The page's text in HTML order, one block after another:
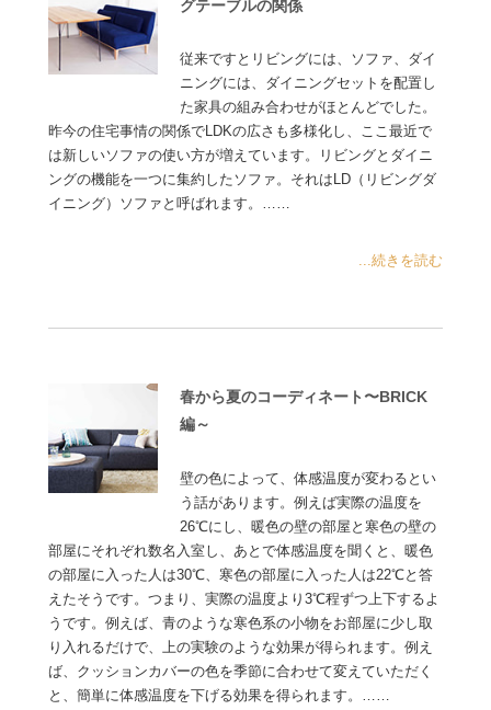
グテーブルの関係
従来ですとリビングには、ソファ、ダイ
ニングには、ダイニングセットを配置し
た家具の組み合わせがほとんどでした。
昨今の住宅事情の関係でLDKの広さも多様化し、ここ最近で
は新しいソファの使い方が増えています。リビングとダイニ
ングの機能を一つに集約したソファ。それはLD（リビングダ
イニング）ソファと呼ばれます。……
...続きを読む
春から夏のコーディネート〜BRICK
編～
壁の色によって、体感温度が変わるとい
う話があります。例えば実際の温度を
26℃にし、暖色の壁の部屋と寒色の壁の
部屋にそれぞれ数名入室し、あとで体感温度を聞くと、暖色
の部屋に入った人は30℃、寒色の部屋に入った人は22℃と答
えたそうです。つまり、実際の温度より3℃程ずつ上下するよ
うです。例えば、青のような寒色系の小物をお部屋に少し取
り入れるだけで、上の実験のような効果が得られます。例え
ば、クッションカバーの色を季節に合わせて変えていただく
と、簡単に体感温度を下げる効果を得られます。……